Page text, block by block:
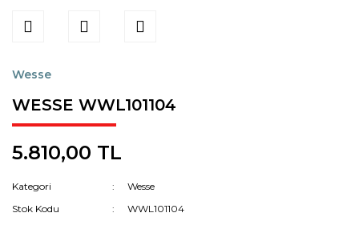
Wesse
WESSE WWL101104
5.810,00 TL
Kategori
Wesse
Stok Kodu
WWL101104